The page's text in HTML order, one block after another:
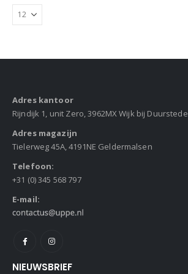
meter, 4×4 meter en 5×5 meter.
meerdere
variaties.
worden
op
productpagina
Adres kantoor
Rijndijk 1, unit Zero, 3962MX Wijk bij Duurstede
Adres magazijn
Tielerweg 45A, 4191NE Geldermalsen
Telefoon:
+31 (0) 345 568 797
E-mail:
NIEUWSBRIEF